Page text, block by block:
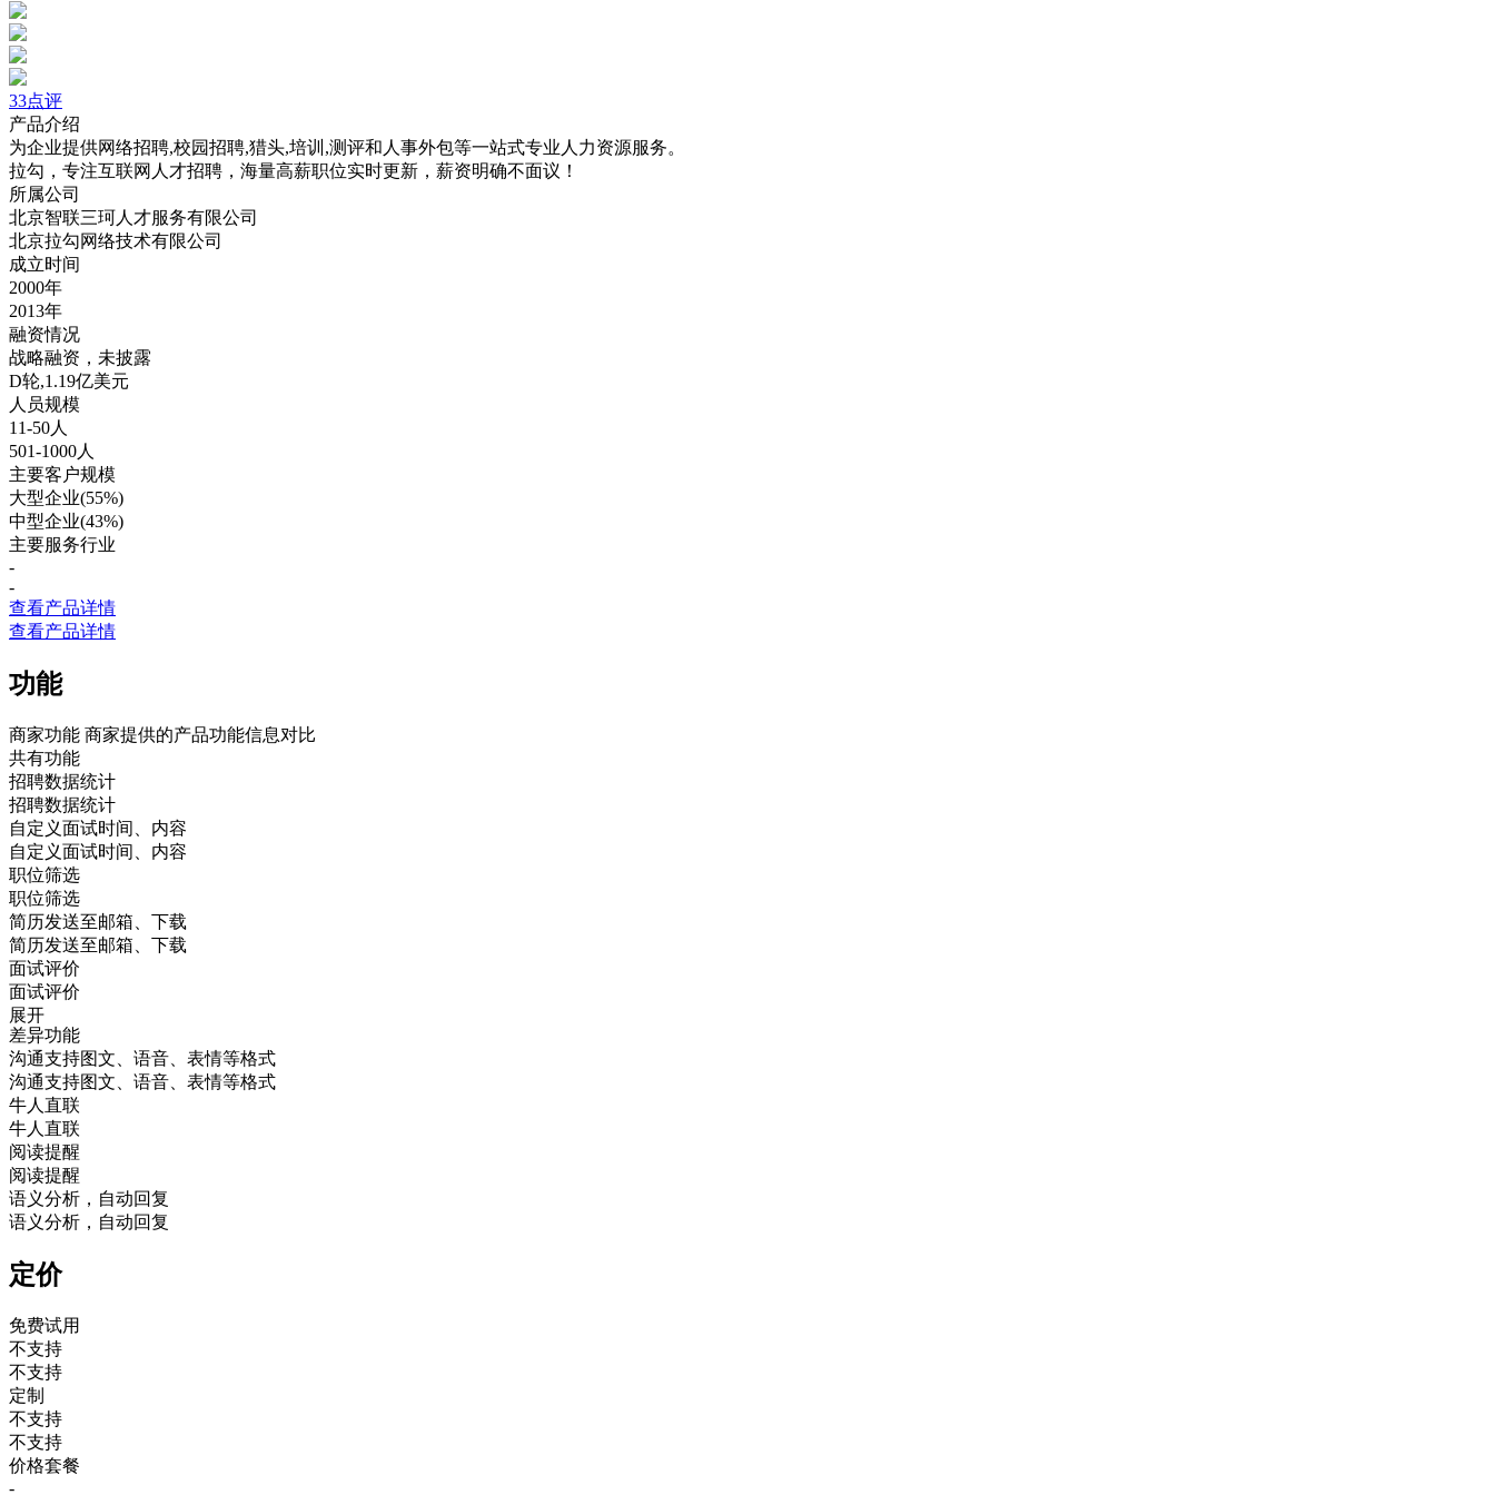
33点评
产品介绍
为企业提供网络招聘,校园招聘,猎头,培训,测评和人事外包等一站式专业人力资源服务。
拉勾，专注互联网人才招聘，海量高薪职位实时更新，薪资明确不面议！
所属公司
北京智联三珂人才服务有限公司
北京拉勾网络技术有限公司
成立时间
2000年
2013年
融资情况
战略融资，未披露
D轮,1.19亿美元
人员规模
11-50人
501-1000人
主要客户规模
大型企业(55%)
中型企业(43%)
主要服务行业
-
-
查看产品详情
查看产品详情
功能
商家功能 商家提供的产品功能信息对比
共有功能
招聘数据统计
招聘数据统计
自定义面试时间、内容
自定义面试时间、内容
职位筛选
职位筛选
简历发送至邮箱、下载
简历发送至邮箱、下载
面试评价
面试评价
展开
差异功能
沟通支持图文、语音、表情等格式
沟通支持图文、语音、表情等格式
牛人直联
牛人直联
阅读提醒
阅读提醒
语义分析，自动回复
语义分析，自动回复
定价
免费试用
不支持
不支持
定制
不支持
不支持
价格套餐
-